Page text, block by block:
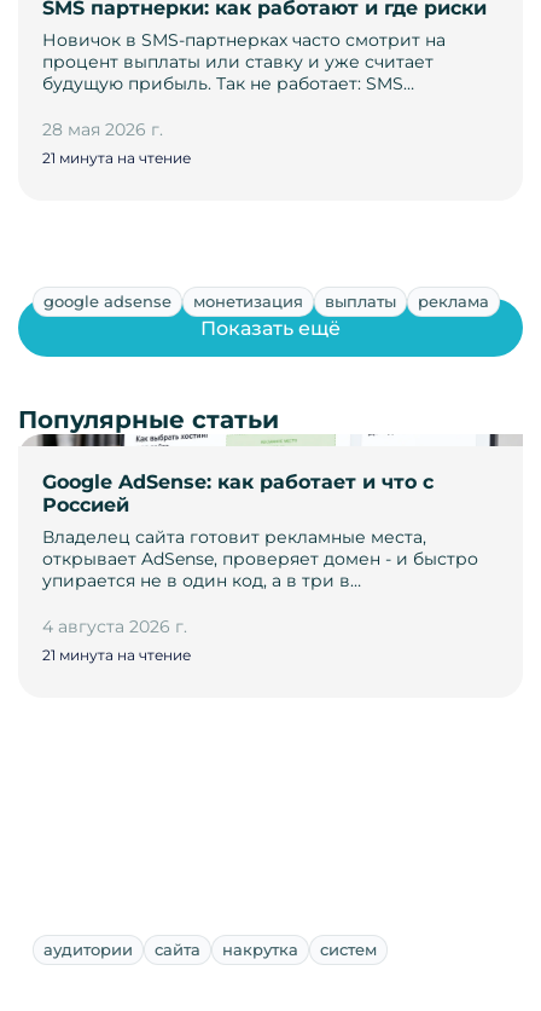
SMS партнерки: как работают и где риски
Новичок в SMS-партнерках часто смотрит на
процент выплаты или ставку и уже считает
будущую прибыль. Так не работает: SMS…
28 мая 2026 г.
21 минута на чтение
google adsense монетизация выплаты реклама
Google AdSense: как работает и что с
Россией
Владелец сайта готовит рекламные места,
открывает AdSense, проверяет домен - и быстро
упирается не в один код, а в три в…
4 августа 2026 г.
21 минута на чтение
Показать ещё
Популярные статьи
аудитории сайта накрутка систем